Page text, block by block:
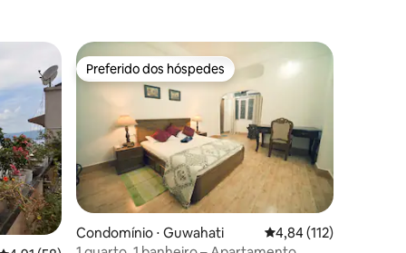
Preferido dos hóspedes
Preferido dos hóspedes
Condomínio ⋅ Guwahati 4,84 de uma avaliação
4,84 (112)